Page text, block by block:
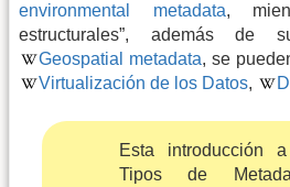
environmental metadata,
estructurales”, además
Geospatial metadata, se
Virtualización de los Datos,
Esta introducción
Tipos de